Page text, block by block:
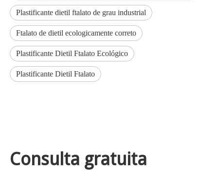
Plastificante dietil ftalato de grau industrial
Ftalato de dietil ecologicamente correto
Plastificante Dietil Ftalato Ecológico
Plastificante Dietil Ftalato
Consulta gratuita